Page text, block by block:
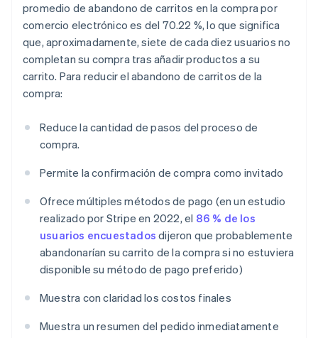
promedio de abandono de carritos en la compra por
comercio electrónico es del 70.22 %, lo que significa
que, aproximadamente, siete de cada diez usuarios no
completan su compra tras añadir productos a su
carrito. Para reducir el abandono de carritos de la
compra:
Reduce la cantidad de pasos del proceso de
compra.
Permite la confirmación de compra como invitado
Ofrece múltiples métodos de pago (en un estudio
realizado por Stripe en 2022, el 86 % de los
usuarios encuestados dijeron que probablemente
abandonarían su carrito de la compra si no estuviera
disponible su método de pago preferido)
Muestra con claridad los costos finales
Muestra un resumen del pedido inmediatamente